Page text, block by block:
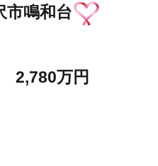
鳴和台
万円